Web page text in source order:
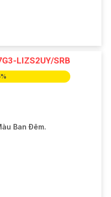
LIZS2UY/SRB
Ban Ðêm.